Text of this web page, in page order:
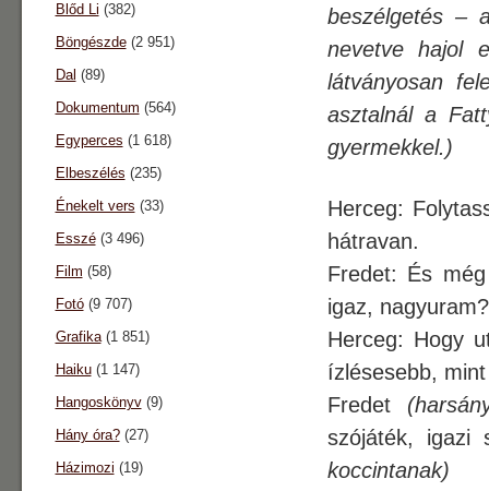
beszélgetés –
nevetve hajol
látványosan
asztalnál a
gyermekkel.)
Herceg:
hátravan.
Fredet: És
igaz,
Herceg: Hogy
ízlésesebb,
Fredet
szójáték,
koccintanak)
Blőd Li (382)
Böngészde(2 951)
Dal (89)
Dokumentum (564)
Egyperces (1 618)
Elbeszélés (235)
Énekelt vers (33)
Esszé(3 496)
Film (58)
Fotó(9 707)
Grafika(1 851)
Haiku(1 147)
Hangoskönyv(9)
Hány óra?(27)
Házimozi (19)